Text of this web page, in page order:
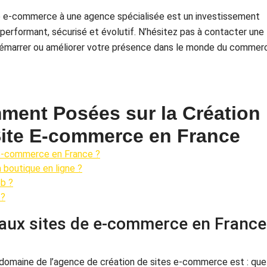
commerce à une agence spécialisée est un investissement
sécurisé et évolutif. N’hésitez pas à contacter une
ou améliorer votre présence dans le monde du
Posées sur la Création
E-commerce en France
en France ?
en ligne ?
?
sites de e-commerce en France
de l’agence de création de sites e-commerce est :